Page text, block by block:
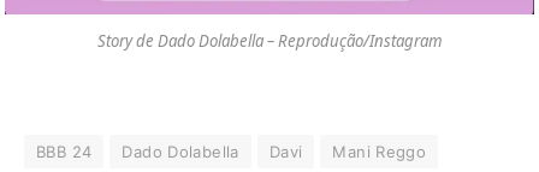
Story de Dado Dolabella – Reprodução/Instagram
BBB 24 Dado Dolabella Davi Mani Reggo